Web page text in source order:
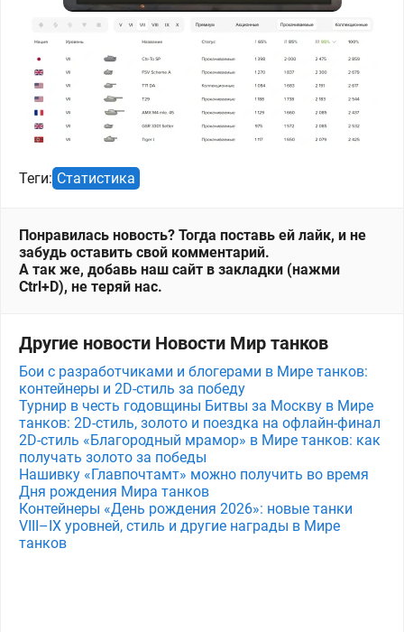
Теги: Статистика
Понравилась новость? Тогда поставь ей лайк, и не
забудь оставить свой комментарий.
А так же, добавь наш сайт в закладки (нажми
Ctrl+D), не теряй нас.
Другие новости Новости Мир танков
Бои с разработчиками и блогерами в Мире танков:
контейнеры и 2D-стиль за победу
Турнир в честь годовщины Битвы за Москву в Мире
танков: 2D-стиль, золото и поездка на офлайн-финал
2D-стиль «Благородный мрамор» в Мире танков: как
получать золото за победы
Нашивку «Главпочтамт» можно получить во время
Дня рождения Мира танков
Контейнеры «День рождения 2026»: новые танки
VIII–IX уровней, стиль и другие награды в Мире
танков